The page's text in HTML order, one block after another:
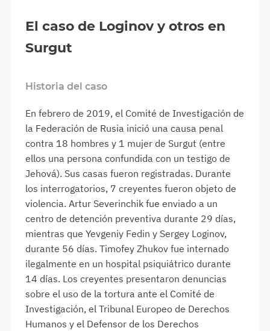
El caso de Loginov y otros en
Surgut
Historia del caso
En febrero de 2019, el Comité de Investigación de
la Federación de Rusia inició una causa penal
contra 18 hombres y 1 mujer de Surgut (entre
ellos una persona confundida con un testigo de
Jehová). Sus casas fueron registradas. Durante
los interrogatorios, 7 creyentes fueron objeto de
violencia. Artur Severinchik fue enviado a un
centro de detención preventiva durante 29 días,
mientras que Yevgeniy Fedin y Sergey Loginov,
durante 56 días. Timofey Zhukov fue internado
ilegalmente en un hospital psiquiátrico durante
14 días. Los creyentes presentaron denuncias
sobre el uso de la tortura ante el Comité de
Investigación, el Tribunal Europeo de Derechos
Humanos y el Defensor de los Derechos